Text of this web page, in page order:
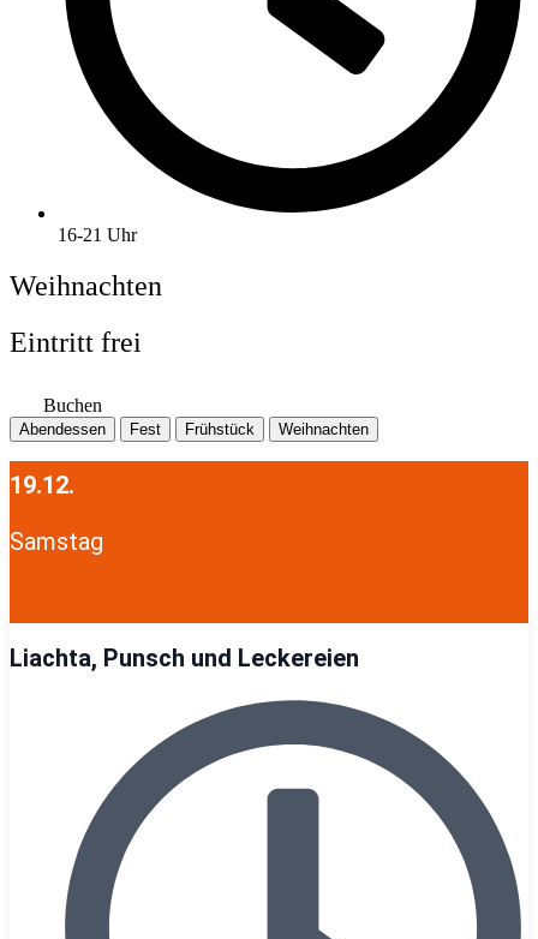
16-21 Uhr
Weihnachten
Eintritt frei
Buchen
Abendessen Fest Frühstück Weihnachten
19.12.
Samstag
Liachta, Punsch und Leckereien